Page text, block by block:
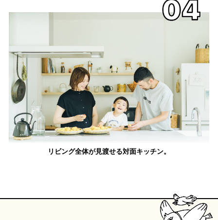
リビング全体が見渡せる対面キッチン。